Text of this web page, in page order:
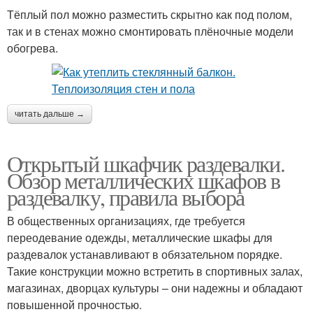
Тёплый пол можно разместить скрытно как под полом,
так и в стенах можно смонтировать плёночные модели
обогрева.
читать дальше →
Открытый шкафчик раздевалки.
Обзор металлических шкафов в
раздевалку, правила выбора
В общественных организациях, где требуется
переодевание одежды, металлические шкафы для
раздевалок устанавливают в обязательном порядке.
Такие конструкции можно встретить в спортивных залах,
магазинах, дворцах культуры – они надежны и обладают
повышенной прочностью.